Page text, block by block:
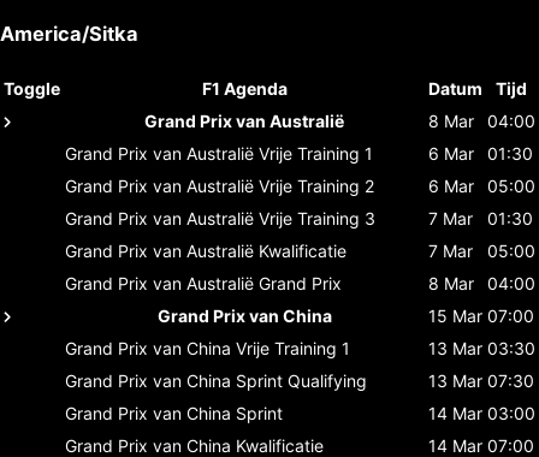
America/Sitka
Toggle F1 Agenda Datum
Tijd
Grand Prix van Australië
8 Mar
04:00
Grand Prix van Australië Vrije Training 1 6 Mar
01:30
Grand Prix van Australië Vrije Training 2 6 Mar
05:00
Grand Prix van Australië Vrije Training 3 7 Mar
01:30
Grand Prix van Australië Kwalificatie 7 Mar
05:00
Grand Prix van Australië Grand Prix 8 Mar
04:00
Grand Prix van China
15 Mar 07:00
Grand Prix van China Vrije Training 1 13 Mar 03:30
Grand Prix van China Sprint Qualifying 13 Mar 07:30
Grand Prix van China Sprint 14 Mar 03:00
Grand Prix van China Kwalificatie 14 Mar 07:00